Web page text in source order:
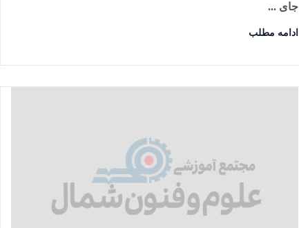
جای ...
ادامه مطلب